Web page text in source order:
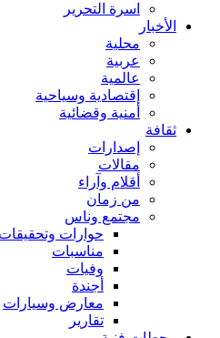
اسرة التحرير
الأخبار
محلية
عربية
عالمية
إقتصادية وسياحية
أمنية وقضائية
ثقافة
إصدارات
مقالات
أقلام وآراء
من زمان
مجتمع وناس
حوارات وتحقيقات
مناسبات
وفيات
أجندة
معارض وسيارات
تقارير